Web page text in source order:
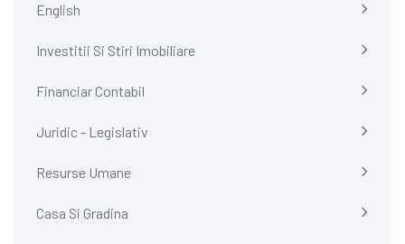
English
Investitii Si Stiri Imobiliare
Financiar Contabil
Juridic - Legislativ
Resurse Umane
Casa Si Gradina